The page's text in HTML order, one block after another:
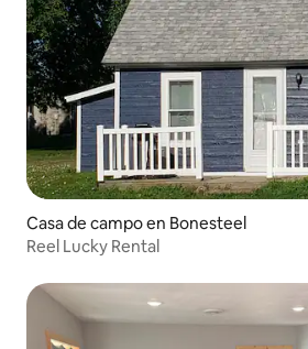
Casa de campo en Bonesteel
Reel Lucky Rental